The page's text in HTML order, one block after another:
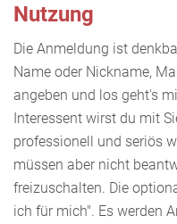
Nutzung
Die Anmeldung ist
Name oder Nickname,
angeben und los geht's
Interessent wirst du mit
professionell und seriös
müssen aber nicht
freizuschalten. Die
ich für mich". Es werden